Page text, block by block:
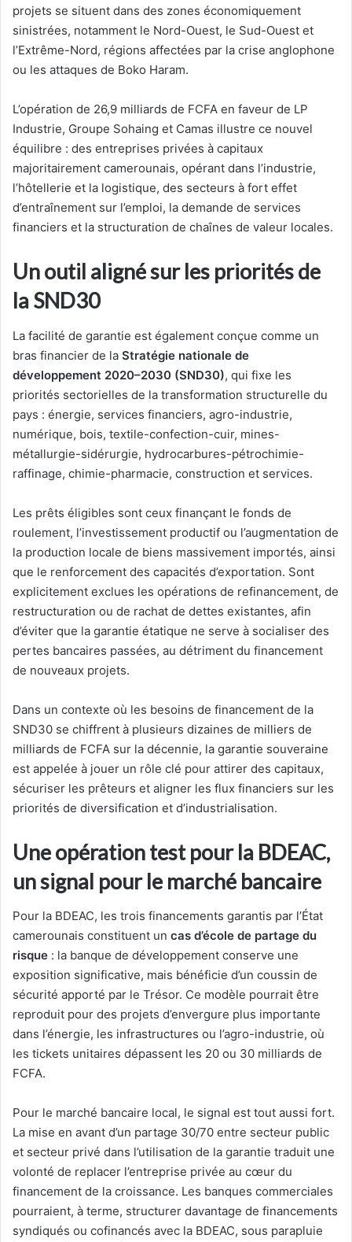
projets se situent dans des zones économiquement
sinistrées, notamment le Nord-Ouest, le Sud-Ouest et
l’Extrême-Nord, régions affectées par la crise anglophone
ou les attaques de Boko Haram.
L’opération de 26,9 milliards de FCFA en faveur de LP
Industrie, Groupe Sohaing et Camas illustre ce nouvel
équilibre : des entreprises privées à capitaux
majoritairement camerounais, opérant dans l’industrie,
l’hôtellerie et la logistique, des secteurs à fort effet
d’entraînement sur l’emploi, la demande de services
financiers et la structuration de chaînes de valeur locales.
Un outil aligné sur les priorités de
la SND30
La facilité de garantie est également conçue comme un
bras financier de la Stratégie nationale de
développement 2020–2030 (SND30), qui fixe les
priorités sectorielles de la transformation structurelle du
pays : énergie, services financiers, agro-industrie,
numérique, bois, textile-confection-cuir, mines-
métallurgie-sidérurgie, hydrocarbures-pétrochimie-
raffinage, chimie-pharmacie, construction et services.
Les prêts éligibles sont ceux finançant le fonds de
roulement, l’investissement productif ou l’augmentation de
la production locale de biens massivement importés, ainsi
que le renforcement des capacités d’exportation. Sont
explicitement exclues les opérations de refinancement, de
restructuration ou de rachat de dettes existantes, afin
d’éviter que la garantie étatique ne serve à socialiser des
pertes bancaires passées, au détriment du financement
de nouveaux projets.
Dans un contexte où les besoins de financement de la
SND30 se chiffrent à plusieurs dizaines de milliers de
milliards de FCFA sur la décennie, la garantie souveraine
est appelée à jouer un rôle clé pour attirer des capitaux,
sécuriser les prêteurs et aligner les flux financiers sur les
priorités de diversification et d’industrialisation.
Une opération test pour la BDEAC,
un signal pour le marché bancaire
Pour la BDEAC, les trois financements garantis par l’État
camerounais constituent un cas d’école de partage du
risque : la banque de développement conserve une
exposition significative, mais bénéficie d’un coussin de
sécurité apporté par le Trésor. Ce modèle pourrait être
reproduit pour des projets d’envergure plus importante
dans l’énergie, les infrastructures ou l’agro-industrie, où
les tickets unitaires dépassent les 20 ou 30 milliards de
FCFA.
Pour le marché bancaire local, le signal est tout aussi fort.
La mise en avant d’un partage 30/70 entre secteur public
et secteur privé dans l’utilisation de la garantie traduit une
volonté de replacer l’entreprise privée au cœur du
financement de la croissance. Les banques commerciales
pourraient, à terme, structurer davantage de financements
syndiqués ou cofinancés avec la BDEAC, sous parapluie